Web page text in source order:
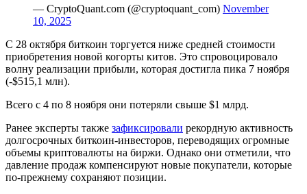
— CryptoQuant.com (@cryptoquant_com) November
10, 2025
С 28 октября биткоин торгуется ниже средней стоимости
приобретения новой когорты китов. Это спровоцировало
волну реализации прибыли, которая достигла пика 7 ноября
(-$515,1 млн).
Всего с 4 по 8 ноября они потеряли свыше $1 млрд.
Ранее эксперты также зафиксировали рекордную активность
долгосрочных биткоин-инвесторов, переводящих огромные
объемы криптовалюты на биржи. Однако они отметили, что
давление продаж компенсируют новые покупатели, которые
по-прежнему сохраняют позиции.